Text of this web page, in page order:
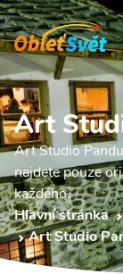
Art
Art Studio
najdete pouze
každého.
Hlavní stránka
Art Studio